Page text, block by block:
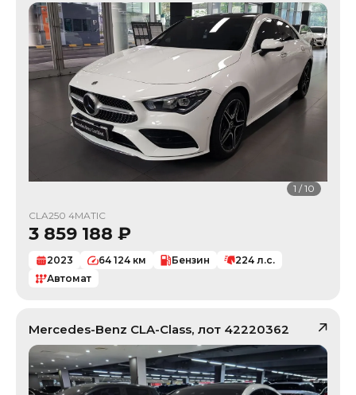
1 /10
CLA250 4MATIC
3 859 188 ₽
2023 64 124 км Бензин 224 л.с.
Автомат
Mercedes-Benz CLA-Class, лот 42220362